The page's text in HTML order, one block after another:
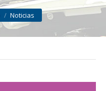
Noticias